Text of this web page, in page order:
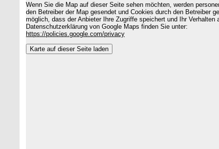
Wenn Sie die Map auf dieser Seite sehen möchten, werden
den Betreiber der Map gesendet und Cookies durch den Betreiber
möglich, dass der Anbieter Ihre Zugriffe speichert und Ihr Verhalten
Datenschutzerklärung von Google Maps finden Sie unter:
https://policies.google.com/privacy
Karte auf dieser Seite laden